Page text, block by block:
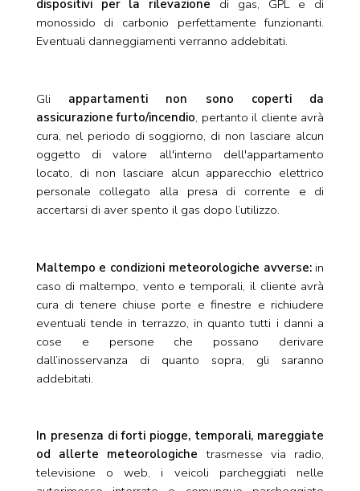
dispositivi per la rilevazione di gas, GPL e di
monossido di carbonio perfettamente funzionanti.
Eventuali danneggiamenti verranno addebitati.
Gli appartamenti non sono coperti da
assicurazione furto/incendio, pertanto il cliente avrà
cura, nel periodo di soggiorno, di non lasciare alcun
oggetto di valore all'interno dell'appartamento
locato, di non lasciare alcun apparecchio elettrico
personale collegato alla presa di corrente e di
accertarsi di aver spento il gas dopo l’utilizzo.
Maltempo e condizioni meteorologiche avverse:in
caso di maltempo, vento e temporali, il cliente avrà
cura di tenere chiuse porte e finestre e richiudere
eventuali tende in terrazzo, in quanto tutti i danni a
cose e persone che possano derivare
dall’inosservanza di quanto sopra, gli saranno
addebitati.
In presenza di forti piogge, temporali, mareggiate
od allerte meteorologiche trasmesse via radio,
televisione o web, i veicoli parcheggiati nelle